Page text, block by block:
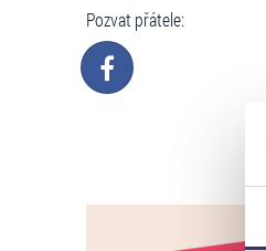
Pozvat přátele: